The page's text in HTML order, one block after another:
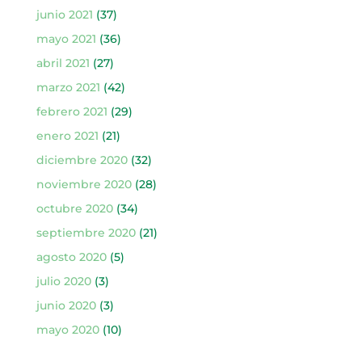
junio 2021 (37)
mayo 2021 (36)
abril 2021 (27)
marzo 2021 (42)
febrero 2021 (29)
enero 2021 (21)
diciembre 2020(32)
noviembre 2020(28)
octubre 2020(34)
septiembre 2020(21)
agosto 2020(5)
julio 2020(3)
junio 2020(3)
mayo 2020(10)